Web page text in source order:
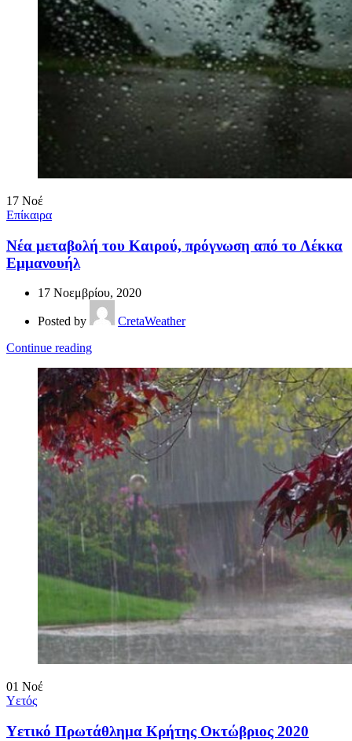
17 Νοέ
Επίκαιρα
Νέα μεταβολή του Καιρού, πρόγνωση από το Λέκκα
Εμμανουήλ
17 Νοεμβρίου, 2020
Posted by
CretaWeather
Continue reading
01 Νοέ
Υετός
Υετικό Πρωτάθλημα Κρήτης Οκτώβριος 2020